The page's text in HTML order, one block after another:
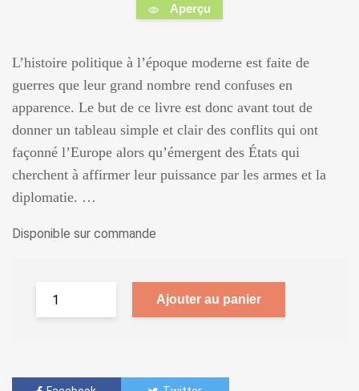
Aperçu
L’histoire politique à l’époque moderne est faite de
guerres que leur grand nombre rend confuses en
apparence. Le but de ce livre est donc avant tout de
donner un tableau simple et clair des conflits qui ont
façonné l’Europe alors qu’émergent des États qui
cherchent à affirmer leur puissance par les armes et la
diplomatie. …
Disponible sur commande
Ajouter au panier